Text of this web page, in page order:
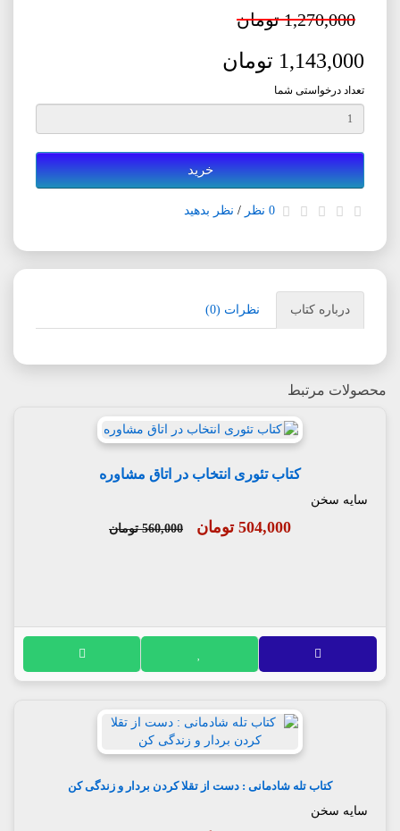
1,270,000 تومان
1,143,000 تومان
تعداد درخواستی شما
خرید
0 نظر / نظر بدهید
درباره کتاب نظرات (0)
محصولات مرتبط
کتاب تئوری انتخاب در اتاق مشاوره
سایه سخن
504,000 تومان 560,000 تومان
کتاب تله شادمانی : دست از تقلا کردن بردار و زندگی کن
سایه سخن